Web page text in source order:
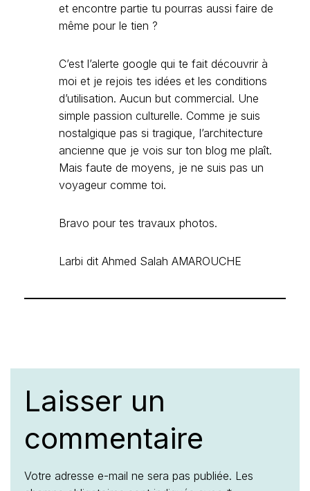
et encontre partie tu pourras aussi faire de
même pour le tien ?
C’est l’alerte google qui te fait découvrir à
moi et je rejois tes idées et les conditions
d’utilisation. Aucun but commercial. Une
simple passion culturelle. Comme je suis
nostalgique pas si tragique, l’architecture
ancienne que je vois sur ton blog me plaît.
Mais faute de moyens, je ne suis pas un
voyageur comme toi.
Bravo pour tes travaux photos.
Larbi dit Ahmed Salah AMAROUCHE
Laisser un
commentaire
Votre adresse e-mail ne sera pas publiée. Les